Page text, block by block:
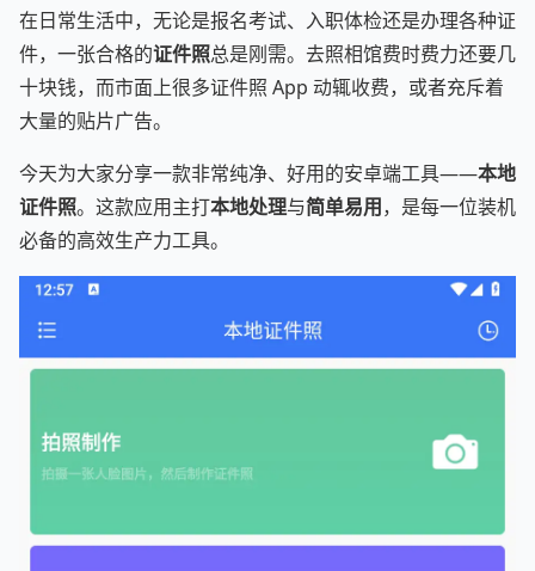
在日常生活中，无论是报名考试、入职体检还是办理各种证
件，一张合格的证件照总是刚需。去照相馆费时费力还要几
十块钱，而市面上很多证件照 App 动辄收费，或者充斥着
大量的贴片广告。
今天为大家分享一款非常纯净、好用的安卓端工具——本地
证件照。这款应用主打本地处理与简单易用，是每一位装机
必备的高效生产力工具。